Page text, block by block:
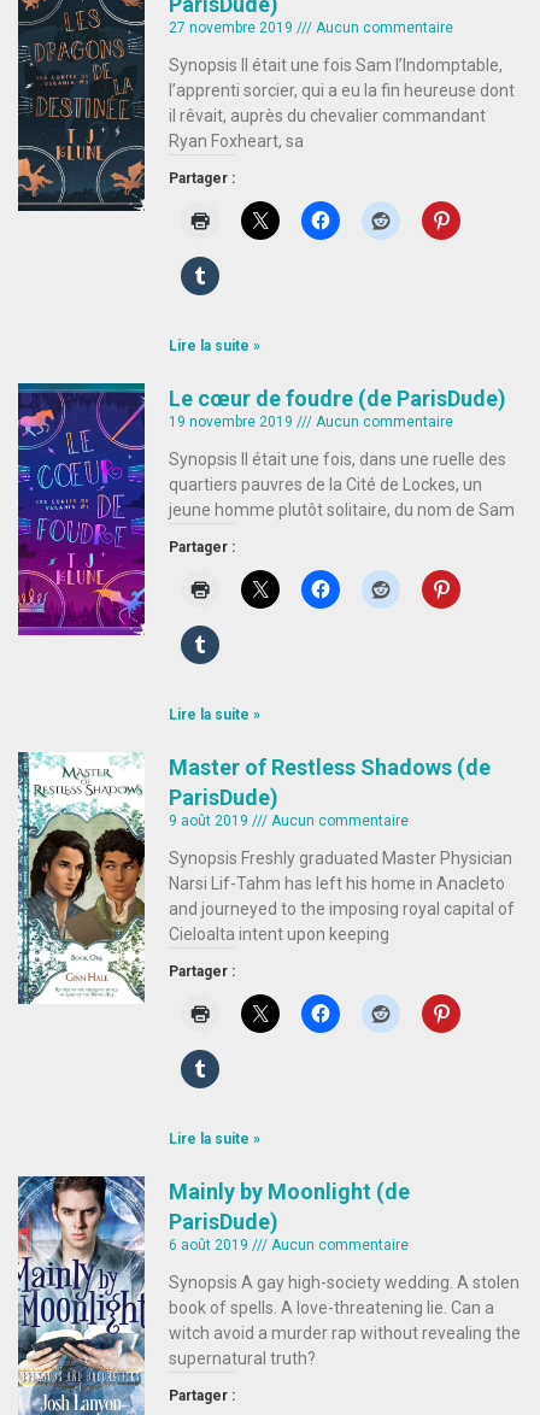
27 novembre 2019 Aucun commentaire
Synopsis Il était une fois Sam l’Indomptable,
l’apprenti sorcier, qui a eu la fin heureuse dont
il rêvait, auprès du chevalier commandant
Ryan Foxheart, sa
Partager :
Lire la suite »
Le cœur de foudre (de ParisDude)
19 novembre 2019 Aucun commentaire
Synopsis Il était une fois, dans une ruelle des
quartiers pauvres de la Cité de Lockes, un
jeune homme plutôt solitaire, du nom de Sam
Partager :
Lire la suite »
Master of Restless Shadows (de
ParisDude)
9 août 2019 Aucun commentaire
Synopsis Freshly graduated Master Physician
Narsi Lif-Tahm has left his home in Anacleto
and journeyed to the imposing royal capital of
Cieloalta intent upon keeping
Partager :
Lire la suite »
Mainly by Moonlight (de
ParisDude)
6 août 2019 Aucun commentaire
Synopsis A gay high-society wedding. A stolen
book of spells. A love-threatening lie. Can a
witch avoid a murder rap without revealing the
supernatural truth?
Partager :